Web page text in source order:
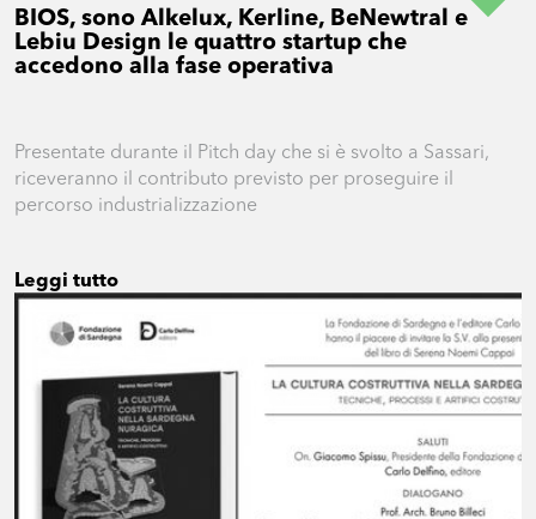
BIOS, sono Alkelux, Kerline, BeNewtral e
Lebiu Design le quattro startup che
accedono alla fase operativa
Presentate durante il Pitch day che si è svolto a Sassari,
riceveranno il contributo previsto per proseguire il
percorso industrializzazione
Leggi tutto